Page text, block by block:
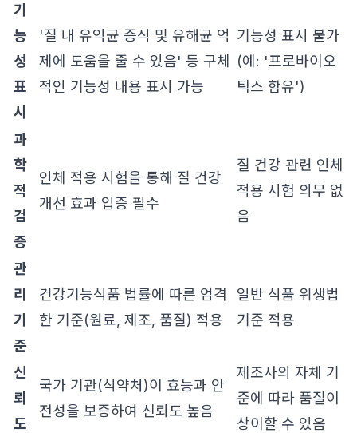
기
능
성
표
시
'질 내 유익균 증식 및 유해균 억
제에 도움을 줄 수 있음' 등 구체
적인 기능성 내용 표시 가능
기능성 표시 불가
(예: '프로바이오
틱스 함유')
과
학
적
검
증
인체 적용 시험을 통해 질 건강
개선 효과 입증 필수
질 건강 관련 인체
적용 시험 의무 없
음
관
리
기
준
건강기능식품 법률에 따른 엄격
한 기준(원료, 제조, 품질) 적용
일반 식품 위생법
기준 적용
신
뢰
도
국가 기관(식약처)이 효능과 안
전성을 보증하여 신뢰도 높음
제조사의 자체 기
준에 따라 품질이
상이할 수 있음